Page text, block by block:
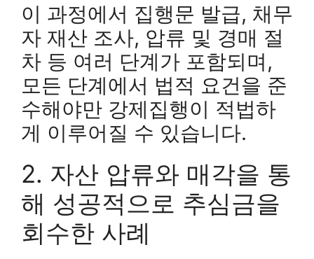
이 과정에서 집행문 발급, 채무
자 재산 조사, 압류 및 경매 절
차 등 여러 단계가 포함되며,
모든 단계에서 법적 요건을 준
수해야만 강제집행이 적법하
게 이루어질 수 있습니다.
2. 자산 압류와 매각을 통
해 성공적으로 추심금을
회수한 사례